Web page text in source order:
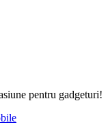
pentru gadgeturi!